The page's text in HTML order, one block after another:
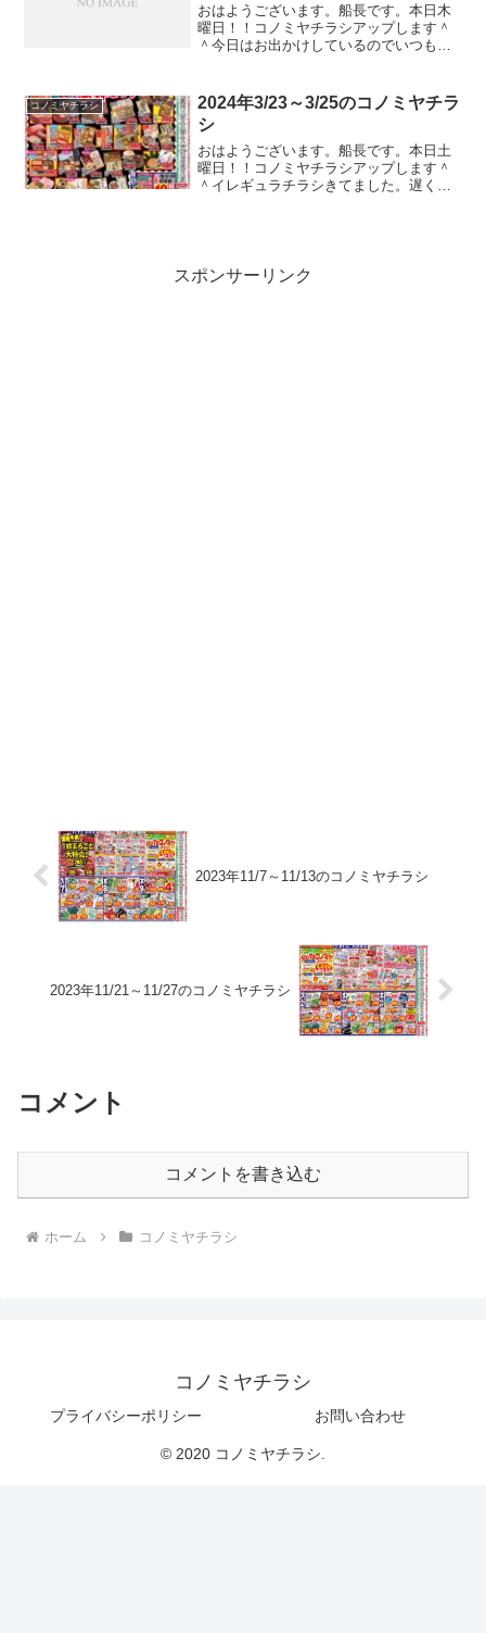
おはようございます。船長です。本日木
曜日！！コノミヤチラシアップします＾
＾今日はお出かけしているのでいつもの
像が荒いです。。。帰ってきたら差し替
えますね。差し替えました...
コノミヤチラシ
2024年3/23～3/25のコノミヤチラ
シ
おはようございます。船長です。本日土
曜日！！コノミヤチラシアップします＾
＾イレギュラチラシきてました。遅くな
スポンサーリンク
2023年11/7～11/13のコノミヤチラシ
2023年11/21～11/27のコノミヤチラシ
コメント
コメントを書き込む
ホーム コノミヤチラシ
コノミヤチラシ
プライバシーポリシー お問い合わせ
© 2020 コノミヤチラシ.